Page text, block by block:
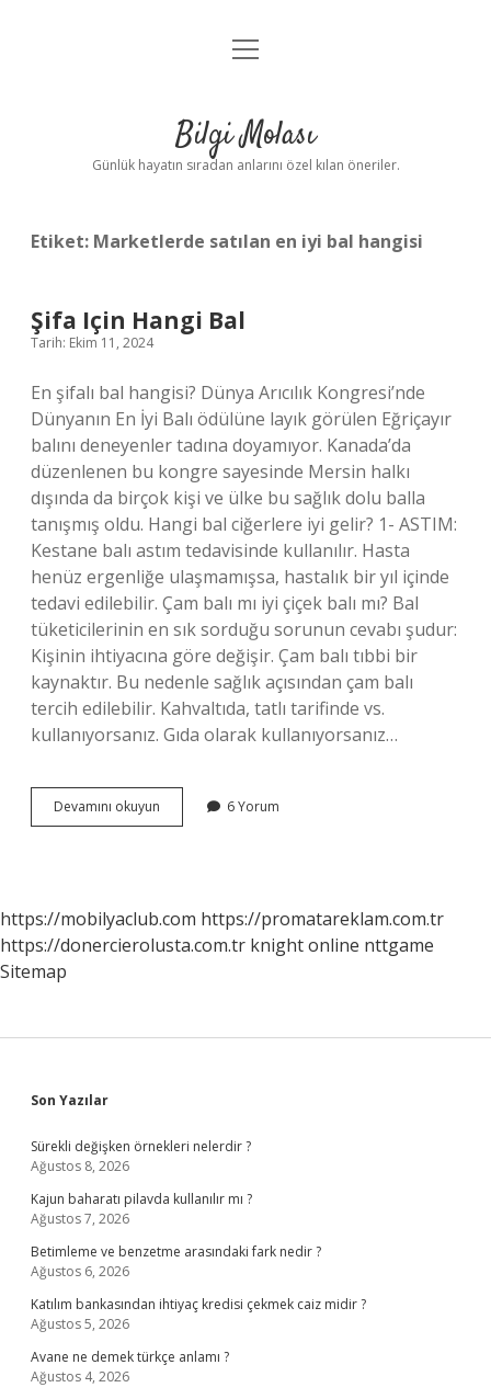
Anasayfa
Yasal Uyarı
menüyü
Bilgi Molası
Günlük hayatın sıradan anlarını özel kılan öneriler.
Etiket: Marketlerde satılan en iyi bal hangisi
Şifa Için Hangi Bal
Tarih: Ekim 11, 2024
En şifalı bal hangisi? Dünya Arıcılık Kongresi’nde
Dünyanın En İyi Balı ödülüne layık görülen Eğriçayır
balını deneyenler tadına doyamıyor. Kanada’da
düzenlenen bu kongre sayesinde Mersin halkı
dışında da birçok kişi ve ülke bu sağlık dolu balla
tanışmış oldu. Hangi bal ciğerlere iyi gelir? 1- ASTIM:
Kestane balı astım tedavisinde kullanılır. Hasta
henüz ergenliğe ulaşmamışsa, hastalık bir yıl içinde
tedavi edilebilir. Çam balı mı iyi çiçek balı mı? Bal
tüketicilerinin en sık sorduğu sorunun cevabı şudur:
Kişinin ihtiyacına göre değişir. Çam balı tıbbi bir
kaynaktır. Bu nedenle sağlık açısından çam balı
tercih edilebilir. Kahvaltıda, tatlı tarifinde vs.
kullanıyorsanız. Gıda olarak kullanıyorsanız…
Devamını okuyun
Için
6 Yorum
https://mobilyaclub.com https://promatareklam.com.tr
https://donercierolusta.com.tr knight online nttgame
Sitemap
Sidebar
Son Yazılar
Sürekli değişken örnekleri nelerdir ?
Ağustos 8, 2026
Kajun baharatı pilavda kullanılır mı ?
Ağustos 7, 2026
Betimleme ve benzetme arasındaki fark nedir ?
Ağustos 6, 2026
Katılım bankasından ihtiyaç kredisi çekmek caiz midir ?
Ağustos 5, 2026
Avane ne demek türkçe anlamı ?
Ağustos 4, 2026